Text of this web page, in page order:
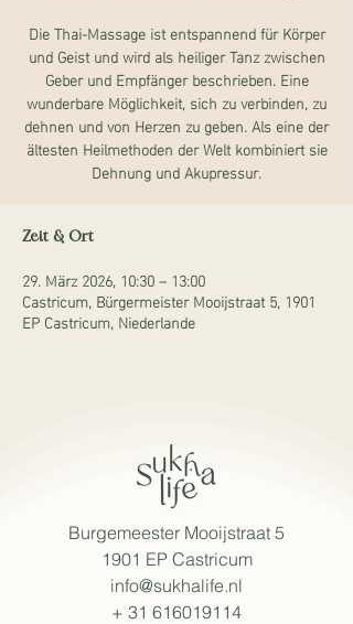
Die Thai-Massage ist entspannend für Körper
und Geist und wird als heiliger Tanz zwischen
Geber und Empfänger beschrieben. Eine
wunderbare Möglichkeit, sich zu verbinden, zu
dehnen und von Herzen zu geben. Als eine der
ältesten Heilmethoden der Welt kombiniert sie
Dehnung und Akupressur.
Zeit & Ort
29. März 2026, 10:30 – 13:00
Castricum, Bürgermeister Mooijstraat 5, 1901
EP Castricum, Niederlande
Burgemeester Mooijstraat 5
1901 EP Castricum
info@sukhalife.nl
+ 31 616019114